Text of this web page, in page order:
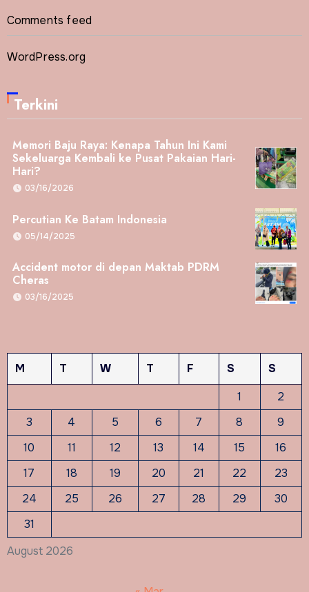
Comments feed
WordPress.org
Terkini
Memori Baju Raya: Kenapa Tahun Ini Kami
Sekeluarga Kembali ke Pusat Pakaian Hari-
Hari?
03/16/2026
Percutian Ke Batam Indonesia
05/14/2025
Accident motor di depan Maktab PDRM
Cheras
03/16/2025
August 2026
M T W T F S
S
1
2
3
4 5 6 7 8
9
10
11 12 13 14 15
16
17
18 19 20 21 22
23
24
25 26 27 28 29
30
31